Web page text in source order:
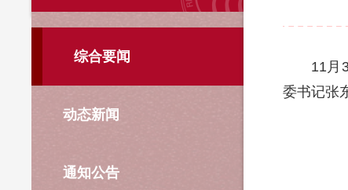
综合要闻
动态新闻
通知公告
11月
委书记张